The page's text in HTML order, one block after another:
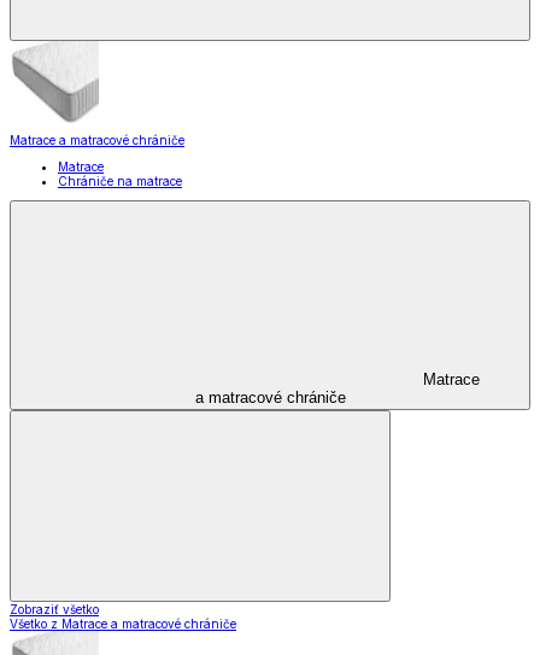
Matrace a matracové chrániče
Matrace
Chrániče na matrace
Matrace
a matracové chrániče
Zobraziť všetko
Všetko z Matrace a matracové chrániče